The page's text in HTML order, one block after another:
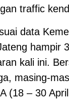
traffic
data
hampir
kali ini.
masing-
(18 – 30